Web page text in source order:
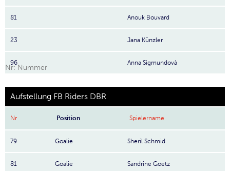
81 Anouk Bouvard
23 Jana Künzler
96 Anna Sigmundovà
Nr: Nummer
Aufstellung FB Riders DBR
Nr Position Spielername
79 Goalie Sheril Schmid
81 Goalie Sandrine Goetz